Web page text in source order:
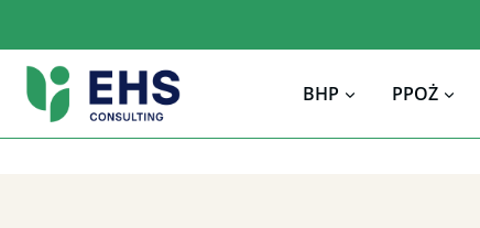
treści
BHP PPOŻ